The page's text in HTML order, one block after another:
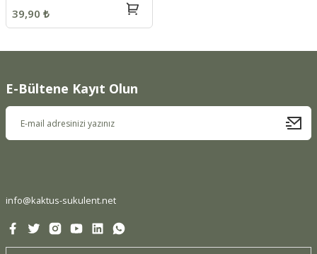
39,90 ₺
E-Bültene Kayıt Olun
info@kaktus-sukulent.net